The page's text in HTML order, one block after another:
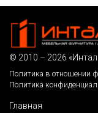
© 2010 – 2026
Политика в отношении
Политика
Главная